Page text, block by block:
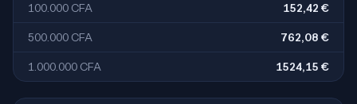
100.000 CFA 152,42 €
500.000 CFA 762,08 €
1.000.000 CFA 1524,15 €